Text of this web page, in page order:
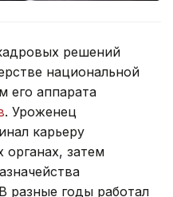
решений
национальной
его аппарата
. Уроженец
карьеру
затем
разные годы работал